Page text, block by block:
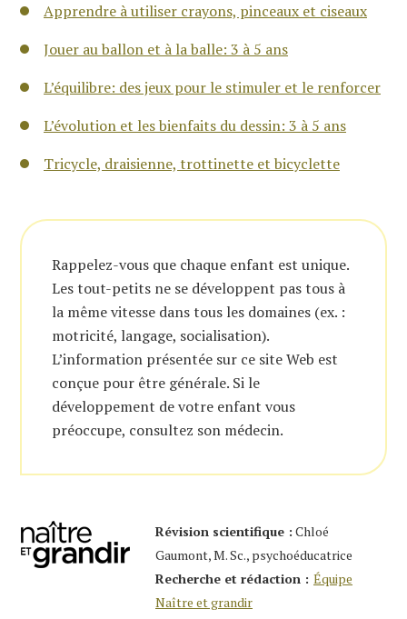
Apprendre à utiliser crayons, pinceaux et ciseaux
Jouer au ballon et à la balle: 3 à 5 ans
L’équilibre: des jeux pour le stimuler et le renforcer
L’évolution et les bienfaits du dessin: 3 à 5 ans
Tricycle, draisienne, trottinette et bicyclette
Rappelez-vous que chaque enfant est unique.
Les tout-petits ne se développent pas tous à
la même vitesse dans tous les domaines (ex. :
motricité, langage, socialisation).
L’information présentée sur ce site Web est
conçue pour être générale. Si le
développement de votre enfant vous
préoccupe, consultez son médecin.
Révision scientifique : Chloé
Gaumont, M. Sc., psychoéducatrice
Recherche et rédaction : Équipe
Naître et grandir